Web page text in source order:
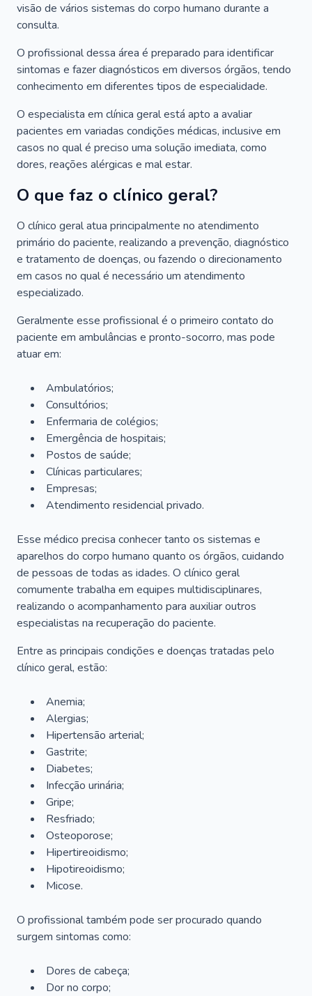
visão de vários sistemas do corpo humano durante a
consulta.
O profissional dessa área é preparado para identificar
sintomas e fazer diagnósticos em diversos órgãos, tendo
conhecimento em diferentes tipos de especialidade.
O especialista em clínica geral está apto a avaliar
pacientes em variadas condições médicas, inclusive em
casos no qual é preciso uma solução imediata, como
dores, reações alérgicas e mal estar.
O que faz o clínico geral?
O clínico geral atua principalmente no atendimento
primário do paciente, realizando a prevenção, diagnóstico
e tratamento de doenças, ou fazendo o direcionamento
em casos no qual é necessário um atendimento
especializado.
Geralmente esse profissional é o primeiro contato do
paciente em ambulâncias e pronto-socorro, mas pode
atuar em:
Ambulatórios;
Consultórios;
Enfermaria de colégios;
Emergência de hospitais;
Postos de saúde;
Clínicas particulares;
Empresas;
Atendimento residencial privado.
Esse médico precisa conhecer tanto os sistemas e
aparelhos do corpo humano quanto os órgãos, cuidando
de pessoas de todas as idades. O clínico geral
comumente trabalha em equipes multidisciplinares,
realizando o acompanhamento para auxiliar outros
especialistas na recuperação do paciente.
Entre as principais condições e doenças tratadas pelo
clínico geral, estão:
Anemia;
Alergias;
Hipertensão arterial;
Gastrite;
Diabetes;
Infecção urinária;
Gripe;
Resfriado;
Osteoporose;
Hipertireoidismo;
Hipotireoidismo;
Micose.
O profissional também pode ser procurado quando
surgem sintomas como:
Dores de cabeça;
Dor no corpo;